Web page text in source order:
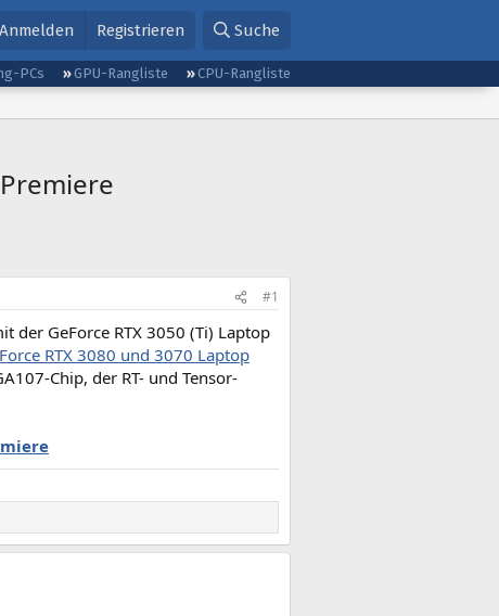
Anmelden Registrieren Suche
PCs GPU-Rangliste
CPU-Rangliste
#1
der GeForce RTX 3050 (Ti) Laptop
RTX 3080 und 3070 Laptop
Chip, der RT- und Tensor-